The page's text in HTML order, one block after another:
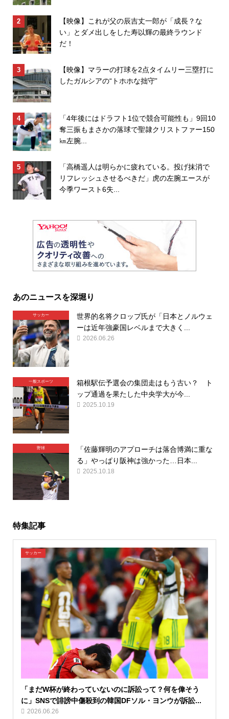
【映像】これが父の辰吉丈一郎が「成長？な
い」とダメ出しをした寿以輝の最終ラウンド
だ！
【映像】マラーの打球を2点タイムリー三塁打に
したガルシアの“トホホな拙守”
「4年後にはドラフト1位で競合可能性も」9回10
奪三振もまさかの落球で聖隷クリストファー150
㎞左腕...
「高橋遥人は明らかに疲れている。投げ抹消で
リフレッシュさせるべきだ」虎の左腕エースが
今季ワースト6失...
あのニュースを深堀り
サッカー
世界的名将クロップ氏が「日本とノルウェ
ーは近年強豪国レベルまで大きく...
2026.06.26
一般スポーツ
箱根駅伝予選会の集団走はもう古い？ ト
ップ通過を果たした中央学大が今...
2025.10.19
野球
「佐藤輝明のアプローチは落合博満に重な
る」やっぱり阪神は強かった…日本...
2025.10.18
特集記事
サッカー
「まだW杯が終わっていないのに訴訟って？何を偉そう
に」SNSで誹謗中傷殺到の韓国DFソル・ヨンウが訴訟...
2026.06.26